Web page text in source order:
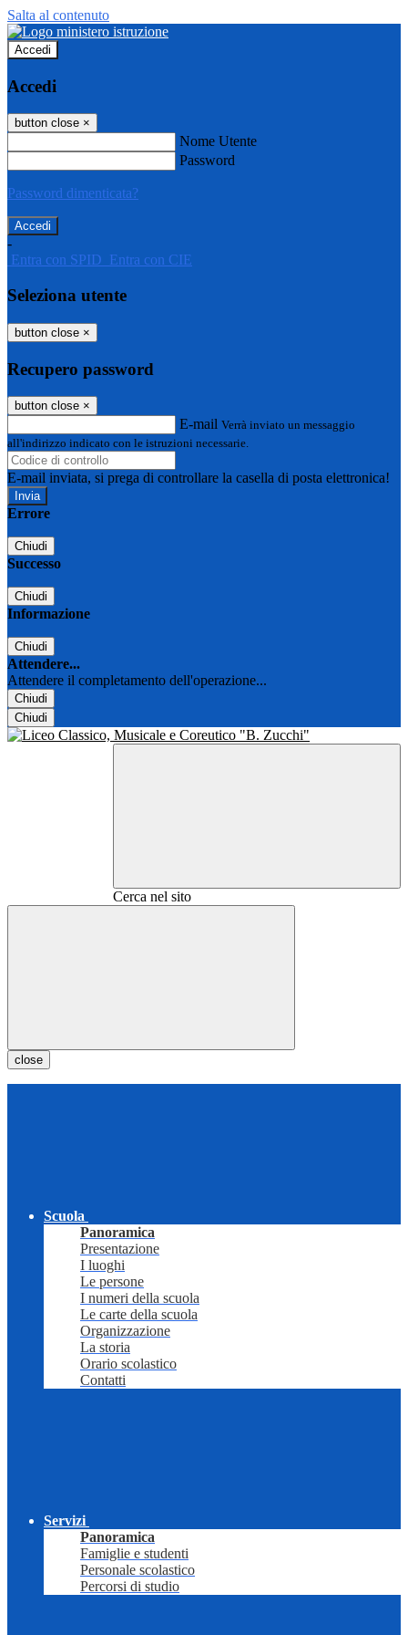
Salta al contenuto
Accedi
Accedi
button close ×
Nome Utente
Password
Password dimenticata?
-
Entra con SPID Entra con CIE
Seleziona utente
button close ×
Recupero password
button close ×
E-mail Verrà inviato un messaggio
all'indirizzo indicato con le istruzioni necessarie.
E-mail inviata, si prega di controllare la casella di posta elettronica!
Errore
Chiudi
Successo
Chiudi
Informazione
Chiudi
Attendere...
Attendere il completamento dell'operazione...
Chiudi
Chiudi
Cerca nel sito
close
Scuola
Panoramica
Presentazione
I luoghi
Le persone
I numeri della scuola
Le carte della scuola
Organizzazione
La storia
Orario scolastico
Contatti
Servizi
Panoramica
Famiglie e studenti
Personale scolastico
Percorsi di studio